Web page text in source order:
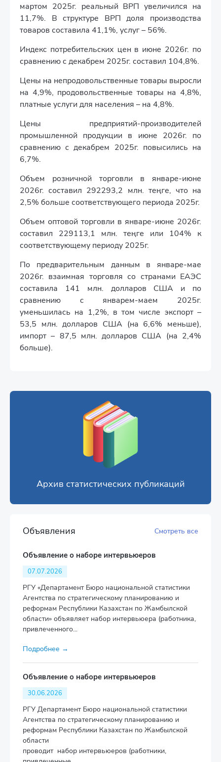
мартом 2025г. реальный ВРП увеличился на
11,7%. В структуре ВРП доля производства
товаров составила 41,1%, услуг – 56%.
Индекс потребительских цен в июне 2026г. по
сравнению с декабрем 2025г. составил 104,8%.
Цены на непродовольственные товары выросли
на 4,9%, продовольственные товары на 4,8%,
платные услуги для населения – на 4,8%.
Цены предприятий-производителей
промышленной продукции в июне 2026г. по
сравнению с декабрем 2025г. повысились на
6,7%.
Объем розничной торговли в январе-июне
2026г. составил 292293,2 млн. теңге, что на
2,5% больше соответствующего периода 2025г.
Объем оптовой торговли в январе-июне 2026г.
cоставил 229113,1 млн. теңге или 104% к
соответствующему периоду 2025г.
По предварительным данным в январе-мае
2026г. взаимная торговля со странами ЕАЭС
составила 141 млн. долларов CША и по
сравнению с январем-маем 2025г.
уменьшилась на 1,2%, в том числе экспорт –
53,5 млн. долларов США (на 6,6% меньше),
импорт – 87,5 млн. долларов США (на 2,4%
больше).
Архив статистических публикаций
Объявления Смотреть все
Объявление о наборе интервьюеров
07.07.2026
РГУ «Департамент Бюро национальной статистики
Агентства по стратегическому планированию и
реформам Республики Казахстан по Жамбылской
области» объявляет набор интервьюера (работника,
привлеченного...
Подробнее →
Объявление о наборе интервьюеров
30.06.2026
РГУ Департамент Бюро национальной статистики
Агентства по стратегическому планированию и
реформам Республики Казахстан по Жамбылской
области
проводит набор интервьюеров (работники,